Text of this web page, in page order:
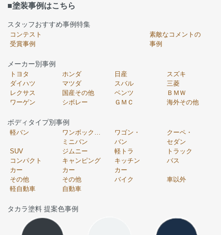
■塗装事例はこちら
スタッフおすすめ事例特集
コンテスト
受賞事例
素敵なコメントの
事例
メーカー別事例
トヨタ ホンダ 日産
スズキ
ダイハツ
マツダ スバル
三菱
レクサス
国産その他 ベンツ
ＢＭＷ
ワーゲン
シボレー ＧＭＣ 海外その他
ボディタイプ別事例
軽バン
ワンボックス・
ミニバン
ワゴン・
バン
クーペ・
セダン
SUV
ジムニー 軽トラ
トラック
コンパクト
カー
キャンピング
カー
キッチン
カー
バス
その他
軽自動車
その他
自動車
バイク 車以外
タカラ塗料 提案色事例